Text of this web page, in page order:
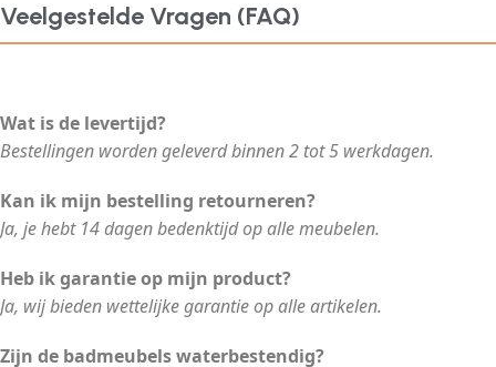
Veelgestelde Vragen (FAQ)
Wat is de levertijd?
Bestellingen worden geleverd binnen 2 tot 5 werkdagen.
Kan ik mijn bestelling retourneren?
Ja, je hebt 14 dagen bedenktijd op alle meubelen.
Heb ik garantie op mijn product?
Ja, wij bieden wettelijke garantie op alle artikelen.
Zijn de badmeubels waterbestendig?